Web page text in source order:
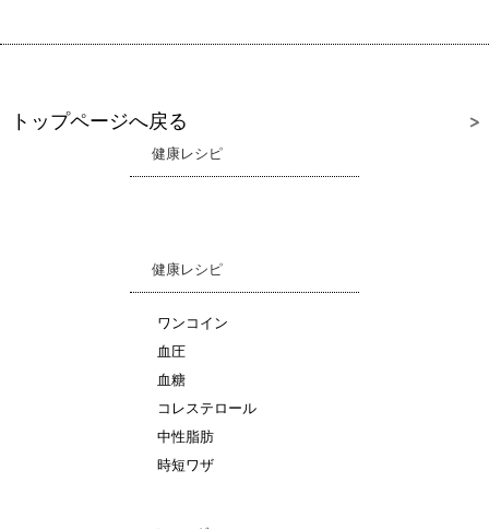
トップページへ戻る
健康レシピ
健康レシピ
ワンコイン
血圧
血糖
コレステロール
中性脂肪
時短ワザ